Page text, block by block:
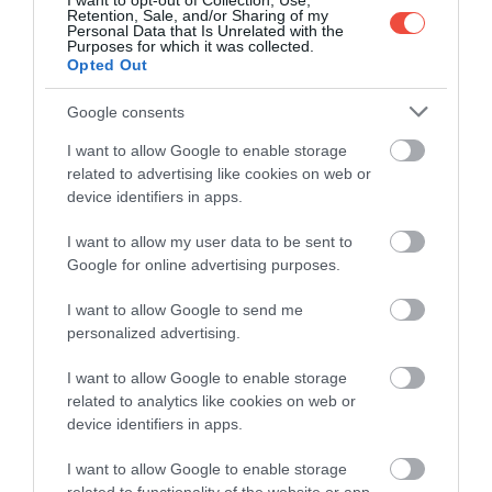
Retention, Sale, and/or Sharing of my
Personal Data that Is Unrelated with the
Purposes for which it was collected.
Opted Out
Google consents
I want to allow Google to enable storage
related to advertising like cookies on web or
device identifiers in apps.
I want to allow my user data to be sent to
Google for online advertising purposes.
I want to allow Google to send me
personalized advertising.
I want to allow Google to enable storage
related to analytics like cookies on web or
device identifiers in apps.
I want to allow Google to enable storage
a Saint-Pierre-kastélyt is. Egykor stratégiailag
jelentős elhelyezkedése után ma már a környező
hegyek jelentik Aosta vonzerejét, főként az aktív
utazók számára.
A környéken találjuk Olaszország első és egyik
legnagyobb nemzeti parkját, az 1922-ben
létrehozott Gran Paradiso Nemzeti Parkot. A
méltóan – egy valódi túra- és mászóparadicsom,
amelynek legmagasabb, szintén Gran Paradisónak
nevezett csúcsa négyezer méternél is magasabb. A
park egyik bejáratának számító, meseszép Cogne
községből több túraösvény is indul, többek között a
Loie-tóhoz és a Lillez-vízeséshez. Apró hegyvidéki
falvaival, zöld tájaival és hegyi patakjaival az
Aosta-völgy önmagában is gyönyörű,
utakat. És bár nem tengerparti régióról van szó, a